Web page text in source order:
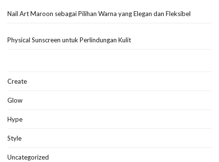
Nail Art Maroon sebagai Pilihan Warna yang Elegan dan Fleksibel
Physical Sunscreen untuk Perlindungan Kulit
Create
Glow
Hype
Style
Uncategorized